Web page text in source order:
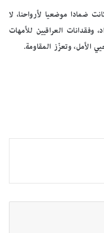
ضمادا موضعيا لأرواحنا، لا
وفقدانات العراقيين للأمهات
الأمل، وتعزّز المقاومة.